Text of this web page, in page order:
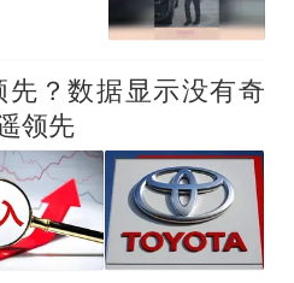
？数据显示没有奇
领先